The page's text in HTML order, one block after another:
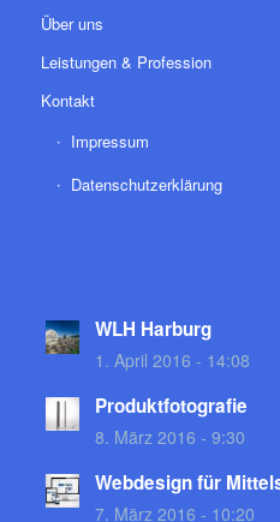
Über uns
Leistungen & Profession
Kontakt
Impressum
Datenschutzerklärung
WLH Harburg
1. April 2016 - 14:08
Produktfotografie
8. März 2016 - 9:30
Webdesign für
7. März 2016 - 10:20